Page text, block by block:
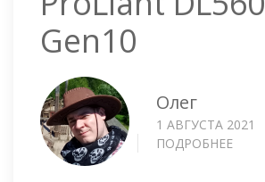
Gen10
Олег
1 АВГУСТА 2021
ПОДРОБНЕЕ